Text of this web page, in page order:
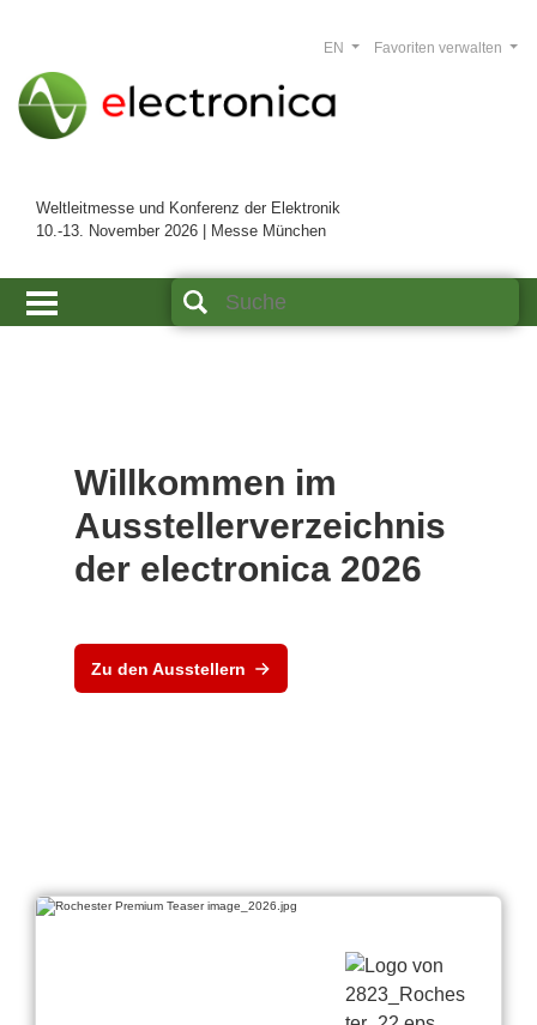
Weltleitmesse und Konferenz der Elektronik
10.-13. November 2026 | Messe München
Favoriten verwalten
EN
Willkommen im
Ausstellerverzeichnis
der electronica 2026
Zu den Ausstellern